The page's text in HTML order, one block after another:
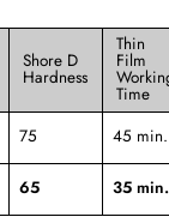
Shore D
Hardness
Thin
Film
Time
75 45 min.
65 35 min.